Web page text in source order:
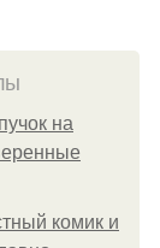
на
комик и